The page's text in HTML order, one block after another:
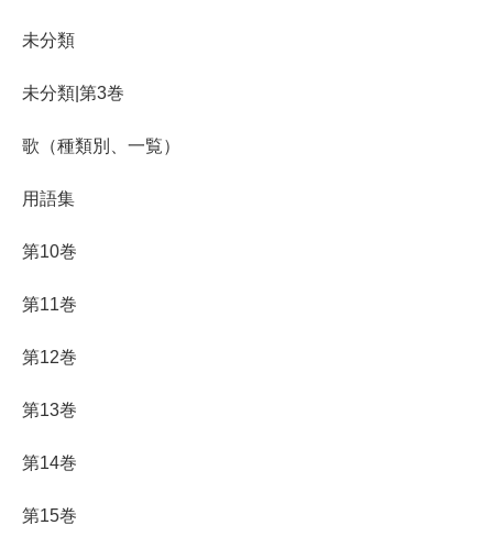
未分類
未分類|第3巻
歌（種類別、一覧）
用語集
第10巻
第11巻
第12巻
第13巻
第14巻
第15巻